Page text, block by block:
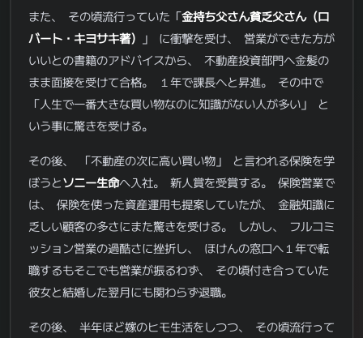
また、 その頃流行っていた「金持ち父さん貧乏父さん（ロ
バート・キヨサキ著） 」 に衝撃を受け、 営業ができた方が
いいとの書籍のアドバイスから、 不動産投資部門へ金髪の
まま面接を受けて合格。 １年で課長へと昇進。 その中で
「人生で一番大きな買い物なのに知識がない人が多い」 と
いう事に驚きを受ける。
その後、 「不動産の次に高い買い物」 と言われる保険を学
ぼうとソニー生命へ入社。 新人賞を受賞する。 保険営業で
は、 保険を使った資産運用も提案していたが、 金融知識に
乏しい顧客の多さにまた驚きを受ける。 しかし、 フルコミ
ッション営業の過酷さに挫折し、 ほけんの窓口へ１年で転
職するもそこでも営業が振るわず、 その頃付き合っていた
彼女と結婚した翌月にも関わらず退職。
その後、 半年ほど嫁のヒモ生活をしつつ、 その頃流行って